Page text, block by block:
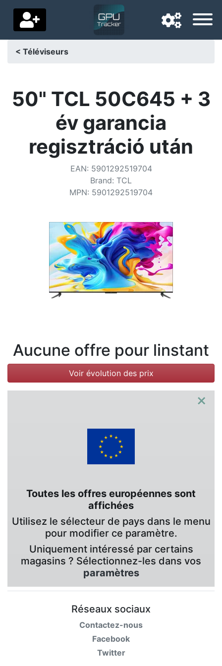
Pays de livraison
Baisses de prix
Paramètres
Conditions
Catégories
< Téléviseurs
50" TCL 50C645 + 3
év garancia
regisztráció után
EAN: 5901292519704
Brand: TCL
MPN: 5901292519704
Aucune offre pour linstant
Voir évolution des prix
×
Toutes les offres européennes sont
affichées
Utilisez le sélecteur de pays dans le menu
pour modifier ce paramètre.
Uniquement intéressé par certains
magasins ? Sélectionnez-les dans vos
paramètres
Réseaux sociaux
Contactez-nous
Facebook
Twitter